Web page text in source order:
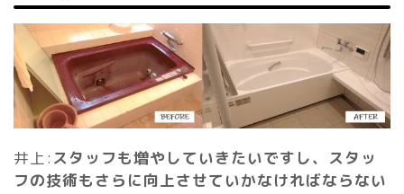
井上: スタッフも増やしていきたいですし、スタッ
フの技術もさらに向上させていかなければならない